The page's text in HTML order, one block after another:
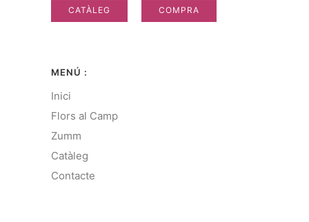
CATÀLEG COMPRA
MENÚ :
Inici
Flors al Camp
Zumm
Catàleg
Contacte